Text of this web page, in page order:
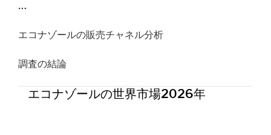
…
エコナゾールの販売チャネル分析
調査の結論
エコナゾールの世界市場2026年